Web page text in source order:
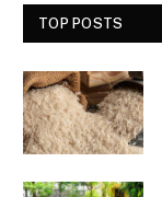
TOP POSTS